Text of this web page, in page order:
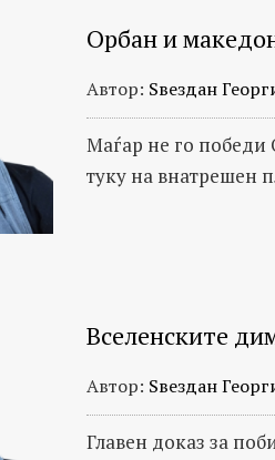
Орбан и
Автор: Ѕвездан
Маѓар не го
туку на внатрешен
Вселенските
Автор: Ѕвездан
Главен доказ за